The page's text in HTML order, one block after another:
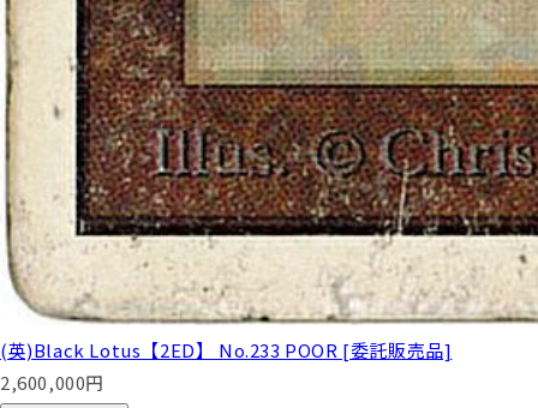
(英)Black Lotus【2ED】 No.233 POOR [委託販売品]
2,600,000円